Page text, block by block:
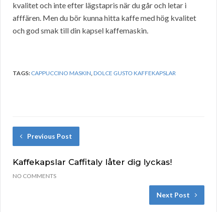
kvalitet och inte efter lägstapris när du går och letar i
afffären. Men du bör kunna hitta kaffe med hög kvalitet
och god smak till din kapsel kaffemaskin.
TAGS: CAPPUCCINO MASKIN,DOLCE GUSTO KAFFEKAPSLAR
Previous Post
Kaffekapslar Caffitaly låter dig lyckas!
NO COMMENTS
Next Post